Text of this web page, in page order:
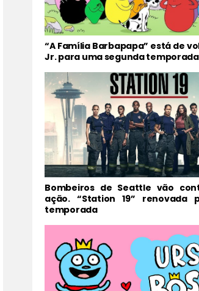
“A Família Barbapapa” está de
Jr. para uma segunda temporada
Bombeiros de Seattle vão
ação. “Station 19” renovada
temporada